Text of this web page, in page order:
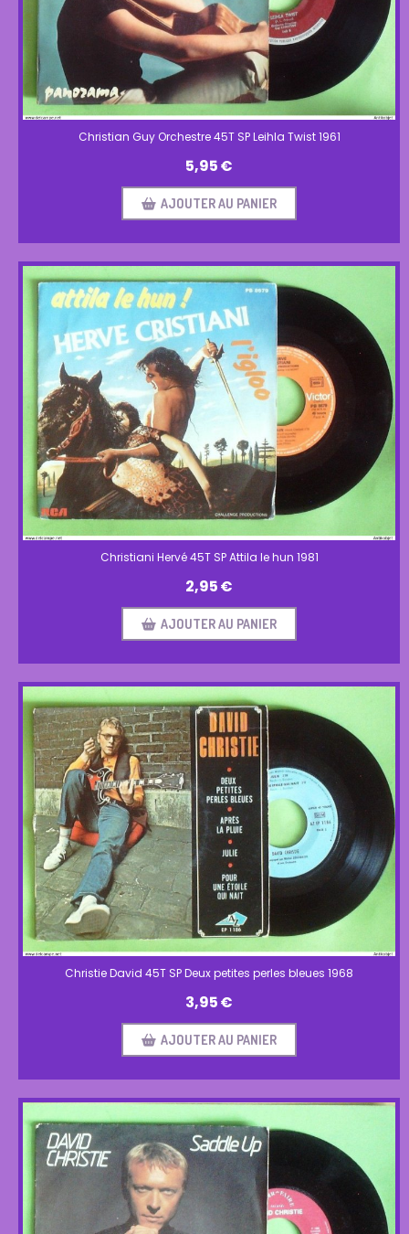
Christian Guy Orchestre 45T SP Leihla Twist 1961
5,95€
AJOUTER AU PANIER
Christiani Hervé 45T SP Attila le hun 1981
2,95€
AJOUTER AU PANIER
Christie David 45T SP Deux petites perles bleues 1968
3,95€
AJOUTER AU PANIER